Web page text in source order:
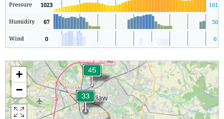
Pressure 1023 1017
Humidity 67 50
Wind 0 0
+
−